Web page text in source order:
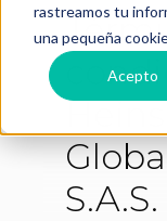
rastreamos tu
una pequeña
Acepto